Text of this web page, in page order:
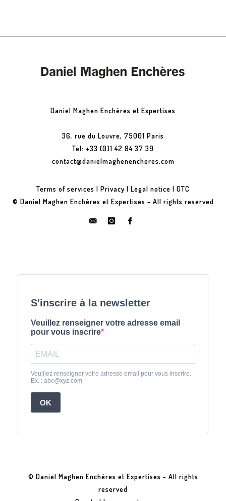
Daniel Maghen Enchères et Expertises
36, rue du Louvre, 75001 Paris
Tel: +33 (0)1 42 84 37 39
contact@danielmaghenencheres.com
Terms of services | Privacy | Legal notice | GTC
© Daniel Maghen Enchères et Expertises - All rights reserved
© Daniel Maghen Enchères et Expertises - All rights
reserved